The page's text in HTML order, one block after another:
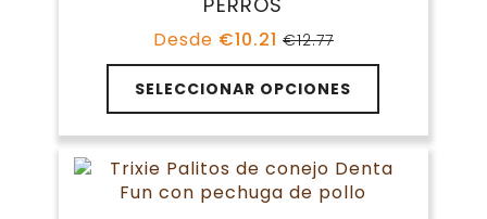
Desde €12.77
El
precio
original
era:
€12.77.
€10.21
El
precio
actual
es:
€10.21.
SELECCIONAR OPCIONES